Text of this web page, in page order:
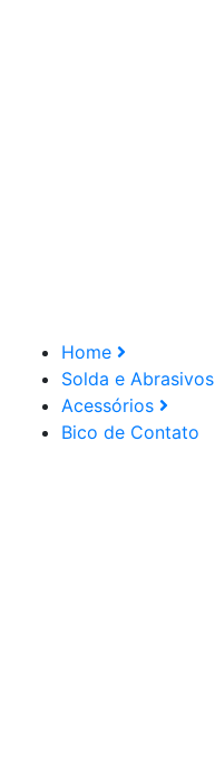
Home
Solda e Abrasivos
Acessórios
Bico de Contato